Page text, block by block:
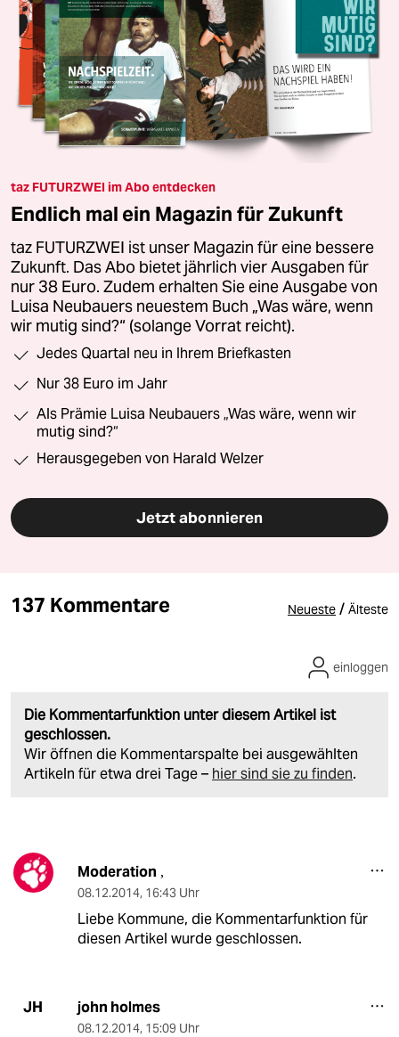
taz FUTURZWEI im Abo entdecken
Endlich mal ein Magazin für Zukunft
taz FUTURZWEI ist unser Magazin für eine bessere
Zukunft. Das Abo bietet jährlich vier Ausgaben für
nur 38 Euro. Zudem erhalten Sie eine Ausgabe von
Luisa Neubauers neuestem Buch „Was wäre, wenn
wir mutig sind?“ (solange Vorrat reicht).
Jedes Quartal neu in Ihrem Briefkasten
Nur 38 Euro im Jahr
Als Prämie Luisa Neubauers „Was wäre, wenn wir
mutig sind?“
Herausgegeben von Harald Welzer
Jetzt abonnieren
137 Kommentare Neueste / Älteste
Die Kommentarfunktion unter diesem Artikel ist
geschlossen.
Wir öffnen die Kommentarspalte bei ausgewählten
Artikeln für etwa drei Tage – hier sind sie zu finden.
einloggen
Moderation ,
08.12.2014, 16:43 Uhr
Liebe Kommune, die Kommentarfunktion für
diesen Artikel wurde geschlossen.
JH john holmes
08.12.2014, 15:09 Uhr